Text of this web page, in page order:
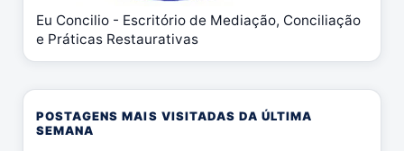
Eu Concilio - Escritório de Mediação, Conciliação
e Práticas Restaurativas
POSTAGENS MAIS VISITADAS DA ÚLTIMA
SEMANA